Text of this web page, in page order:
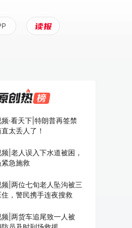
·看天下|特朗普再签禁
太丢人了！
|老人误入下水道被困，
急施救
|两位七旬老人坠沟被三
，警民携手连夜搜救
|两货车追尾致一人被